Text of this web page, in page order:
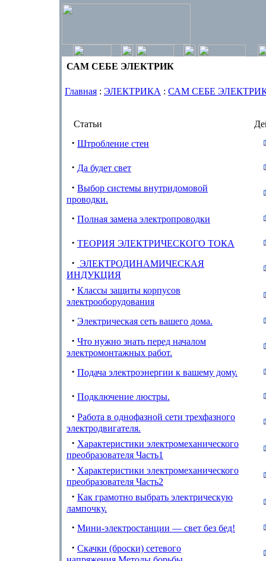
САМ СЕБЕ ЭЛЕКТРИК
Главная : ЭЛЕКТРИКА : САМ СЕБЕ
Статьи
· Штробление стен
· Да будет свет
· Выбор системы внутридомовой
проводки.
· Полная замена электропроводки
· ТЕОРИЯ ЭЛЕКТРИЧЕСКОГО ТОКА
· ЭЛЕКТРОДИНАМИЧЕСКАЯ
ИНДУКЦИЯ
· Классы защиты корпусов
электрооборудования
· Электрическая сеть вашего дома.
· Что нужно знать перед началом
электромонтажных работ.
· Подача электроэнергии к вашему дому.
· Подключение люстры.
· Работа в однофазной сети трехфазного
электродвигателя.
· Характеристики электромеханического
преобразователя Часть1
· Характеристики электромеханического
преобразователя Часть2
· Как грамотно выбрать электрическую
лампочку.
· Мини-электростанции — свет без бед!
· Скачки (броски) сетевого